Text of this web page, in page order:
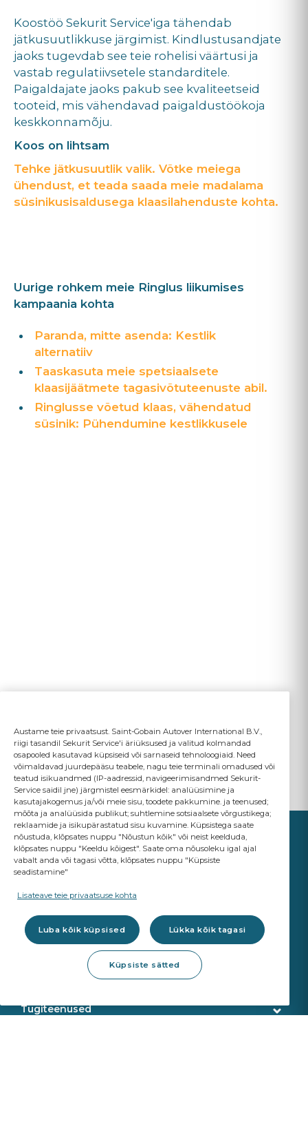
Koostöö Sekurit Service'iga tähendab
jätkusuutlikkuse järgimist. Kindlustusandjate
jaoks tugevdab see teie rohelisi väärtusi ja
vastab regulatiivsetele standarditele.
Paigaldajate jaoks pakub see kvaliteetseid
tooteid, mis vähendavad paigaldustöökoja
keskkonnamõju.
Koos on lihtsam
Tehke jätkusuutlik valik. Võtke meiega
ühendust, et teada saada meie madalama
süsinikusisaldusega klaasilahenduste kohta.
Uurige rohkem meie Ringlus liikumises
kampaania kohta
Paranda, mitte asenda: Kestlik
alternatiiv
Taaskasuta meie spetsiaalsete
klaasijäätmete tagasivõtuteenuste abil.
Ringlusse võetud klaas, vähendatud
süsinik: Pühendumine kestlikkusele
YOUR BUSINESS
A Saint-Gobain brand
Klaasid
Töökoja tooted
Tugiteenused
Austame teie privaatsust. Saint-Gobain Autover International B.V.,
riigi tasandil Sekurit Service'i äriüksused ja valitud kolmandad
osapooled kasutavad küpsiseid või sarnaseid tehnoloogiaid. Need
võimaldavad juurdepääsu teabele, nagu teie terminali omadused või
teatud isikuandmed (IP-aadressid, navigeerimisandmed Sekurit-
Service saidil jne) järgmistel eesmärkidel: analüüsimine ja
kasutajakogemus ja/või meie sisu, toodete pakkumine. ja teenused;
mõõta ja analüüsida publikut; suhtlemine sotsiaalsete võrgustikega;
reklaamide ja isikupärastatud sisu kuvamine. Küpsistega saate
nõustuda, klõpsates nuppu "Nõustun kõik" või neist keelduda,
klõpsates nuppu "Keeldu kõigest". Saate oma nõusoleku igal ajal
vabalt anda või tagasi võtta, klõpsates nuppu "Küpsiste
seadistamine"
Lisateave teie privaatsuse kohta
Luba kõik küpsised Lükka kõik tagasi
Küpsiste sätted